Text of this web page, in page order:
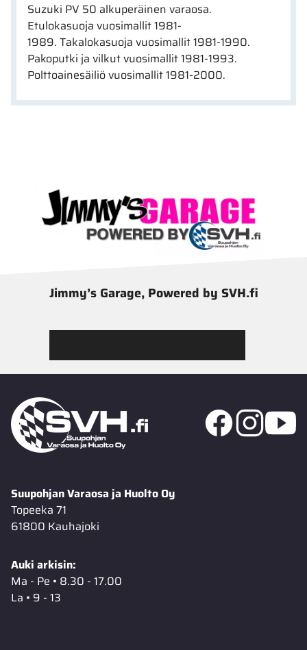
Suzuki PV 50 alkuperäinen varaosa.
Etulokasuoja vuosimallit 1981-
1989. Takalokasuoja vuosimallit 1981-1990.
Pakoputki ja vilkut vuosimallit 1981-1993.
Polttoainesäiliö vuosimallit 1981-2000.
Jimmy’s Garage, Powered by SVH.fi
Suupohjan Varaosa ja Huolto Oy
Topeeka 71
61800 Kauhajoki
Auki arkisin:
Ma - Pe • 8.30 - 17.00
La • 9 - 13